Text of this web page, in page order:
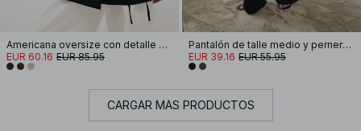
Americana oversize con detalle de lazo
EUR 60.16 EUR 85.95
Pantalón de talle medio y pernera ancha
EUR 39.16 EUR 55.95
CARGAR MÁS PRODUCTOS